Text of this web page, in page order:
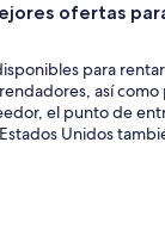
ofertas
para
así
el punto de
Unidos